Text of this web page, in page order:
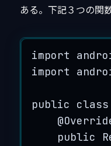
ある。下記３つの関
import
import
public class
@
public